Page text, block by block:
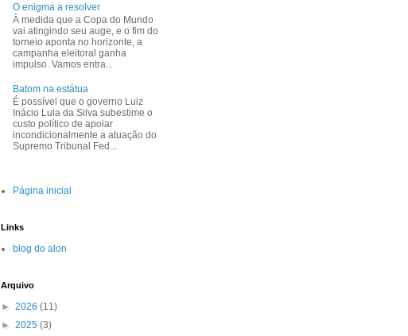
O enigma a resolver
À medida que a Copa do Mundo
vai atingindo seu auge, e o fim do
torneio aponta no horizonte, a
campanha eleitoral ganha
impulso. Vamos entra...
Batom na estátua
É possível que o governo Luiz
Inácio Lula da Silva subestime o
custo político de apoiar
incondicionalmente a atuação do
Supremo Tribunal Fed...
Página inicial
Links
blog do alon
Arquivo
► 2026 (11)
► 2025 (3)